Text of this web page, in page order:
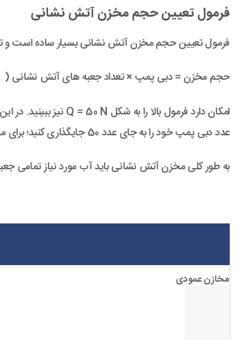
فرمول تعیین حجم مخزن آتش نشانی
فرمول تعیین حجم مخزن آتش نشانی بسیار ساده است و
حجم مخزن = دبی پمپ × تعداد جعبه های آتش نشانی ( Fire Box)
عدد دبی پمپ خود را به جای عدد 50 جایگذاری کنید؛ برای مشاهده عدد دقیق دبی، بدنه پمپ را به خوبی بررسی کنید چرا که معمولا عدد دبی بر روی پلاک پمپ حک می شود.
به طور کلی مخزن آتش نشانی باید آب مورد نیاز تمامی جعبه های آتش نشانی را به مدت 15 دقیقه تامین کند. در مورد اسپرینکلر یا همان آب
مخازن عمودی